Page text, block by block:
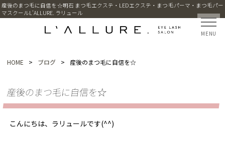
産後のまつ毛に自信を☆明石 まつ毛エクステ・LEDエクステ・まつ毛パーマ・まつ毛パー
マスクールL’ALLURE. ラリュール
MENU
HOME > ブログ > 産後のまつ毛に自信を☆
産後のまつ毛に自信を☆
こんにちは、ラリュールです(^^)